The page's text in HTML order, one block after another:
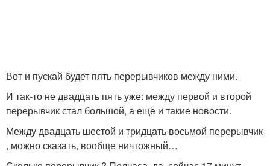
Вот и пускай будет пять перерывчиков между ними.
И так-то не двадцать пять уже: между первой и второй
перерывчик стал большой, а ещё и такие новости.
Между двадцать шестой и тридцать восьмой перерывчик
, можно сказать, вообще ничтожный…